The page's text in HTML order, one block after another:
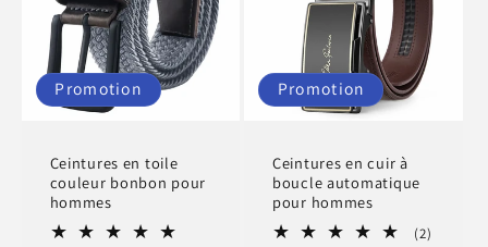
Promotion
Ceintures en toile
couleur bonbon pour
hommes
Promotion
Ceintures en cuir à
boucle automatique
pour hommes
(2)